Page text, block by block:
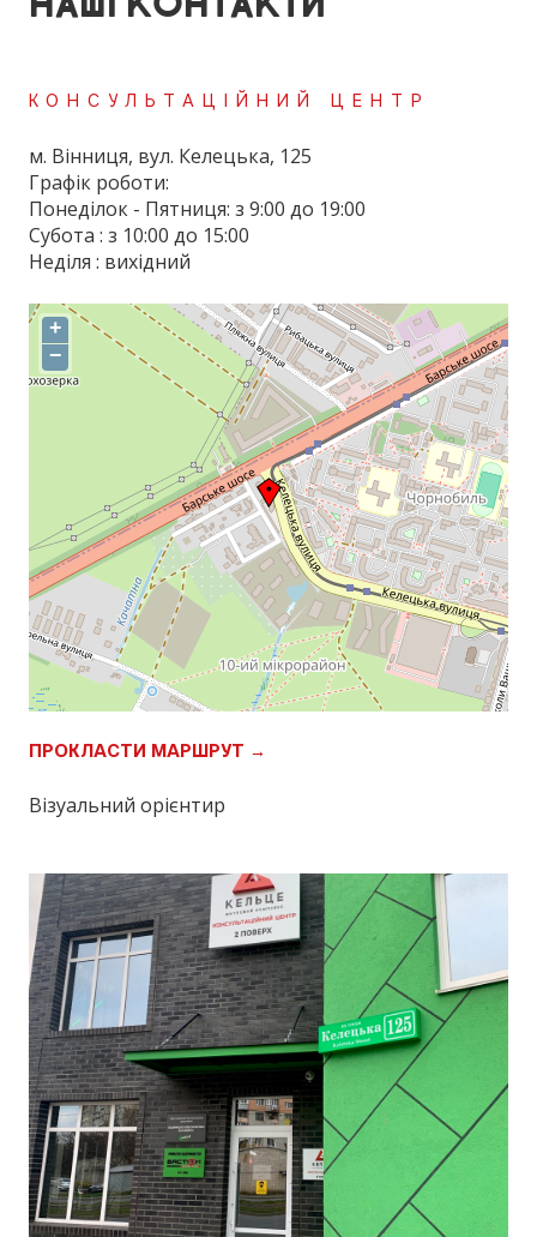
КОНСУЛЬТАЦІЙНИЙ ЦЕНТР
м. Вінниця, вул. Келецька, 125
Графік роботи:
Понеділок - Пятниця: з 9:00 до 19:00
Субота : з 10:00 до 15:00
Неділя : вихідний
+
−
ПРОКЛАСТИ МАРШРУТ →
Візуальний орієнтир